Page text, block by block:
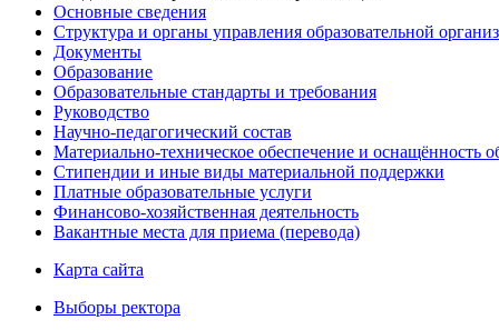
Основные сведения
Структура и органы управления образовательной
Документы
Образование
Образовательные стандарты и требования
Руководство
Научно-педагогический состав
Материально-техническое обеспечение и оснащённость
Стипендии и иные виды материальной поддержки
Платные образовательные услуги
Финансово-хозяйственная деятельность
Вакантные места для приема (перевода)
Карта сайта
Выборы ректора